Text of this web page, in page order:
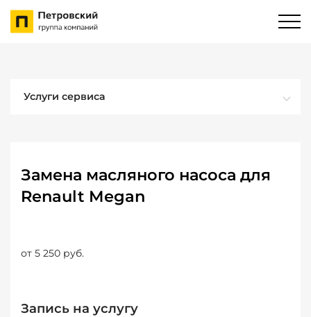
Услуги сервиса
Замена масляного насоса для
Renault Megan
от 5 250 руб.
Запись на услугу